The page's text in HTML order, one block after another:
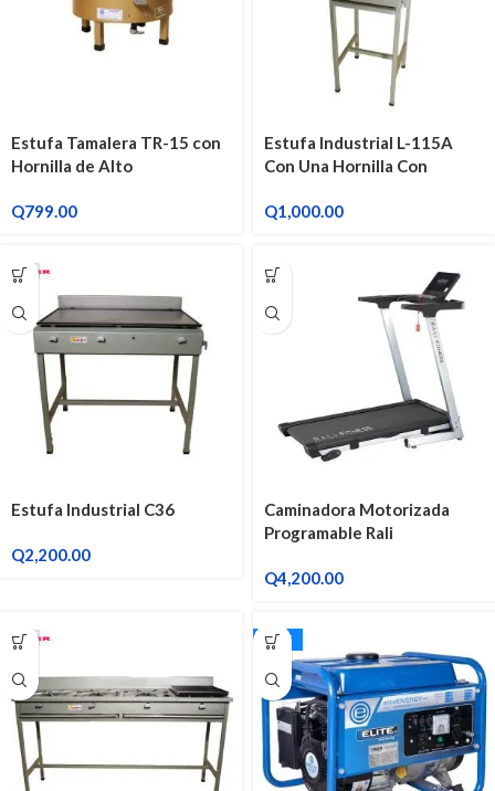
Estufa Tamalera TR-15 con
Hornilla de Alto
Q799.00
Estufa Industrial L-115A
Con Una Hornilla Con
Q1,000.00
Estufa Industrial C36
Q2,200.00
Caminadora Motorizada
Programable Rali
Q4,200.00
ELITE